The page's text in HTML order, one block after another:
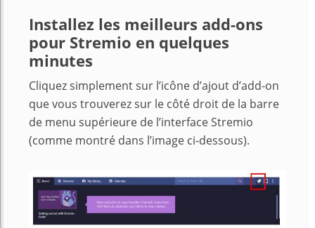
Installez les meilleurs add-ons
pour Stremio en quelques
minutes
Cliquez simplement sur l’icône d’ajout d’add-on
que vous trouverez sur le côté droit de la barre
de menu supérieure de l’interface Stremio
(comme montré dans l’image ci-dessous).